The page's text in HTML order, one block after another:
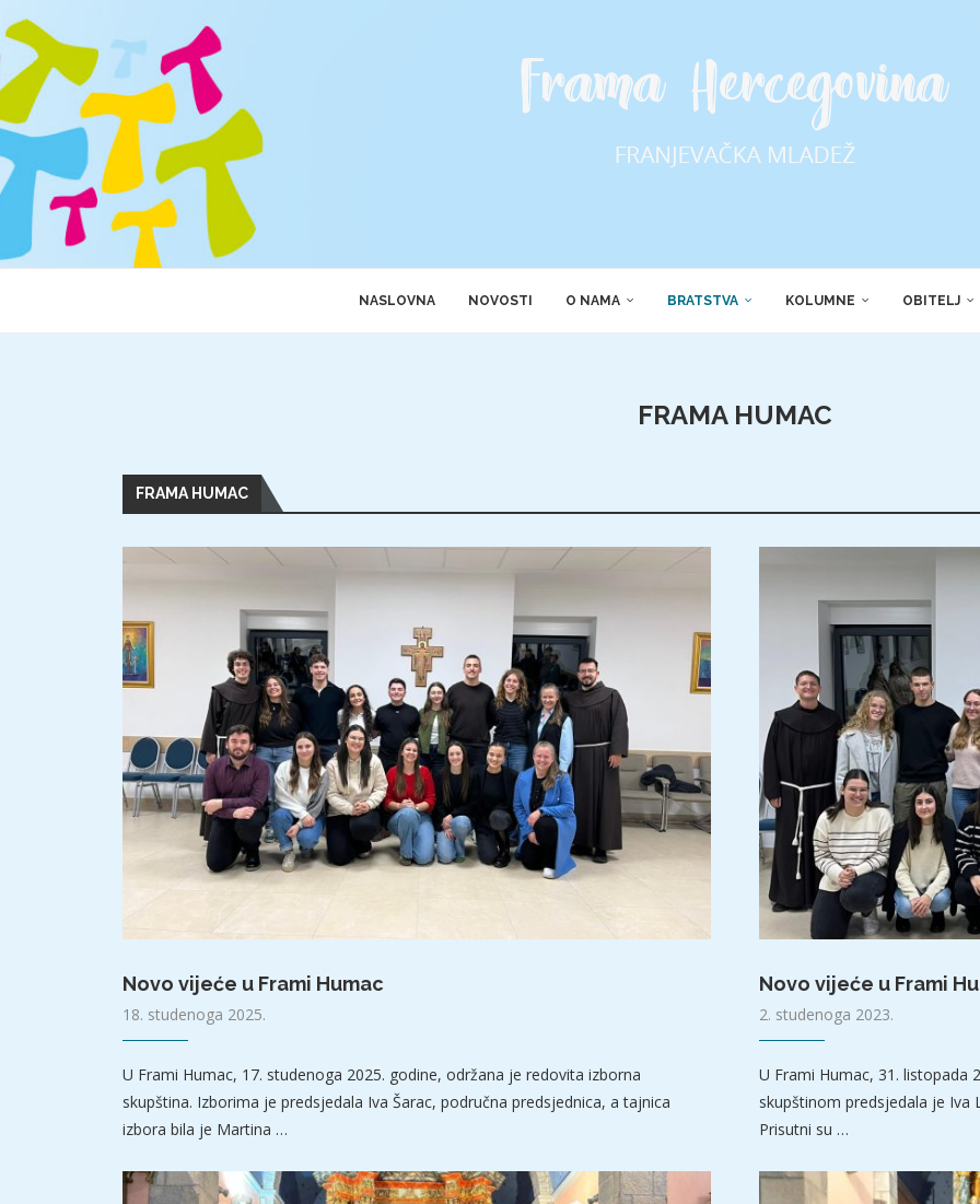
NASLOVNA NOVOSTI O NAMA BRATSTVA KOLUMNE OBITELJ
FRAMA HUMAC
FRAMA HUMAC
Novo vijeće u Frami Humac
18. studenoga 2025.
U Frami Humac, 17. studenoga 2025. godine, održana je redovita izborna
skupština. Izborima je predsjedala Iva Šarac, područna predsjednica, a tajnica
izbora bila je Martina …
Novo vijeće u Frami
2. studenoga 2023.
U Frami Humac, 31. listopada
skupštinom predsjedala je Iva
Prisutni su …